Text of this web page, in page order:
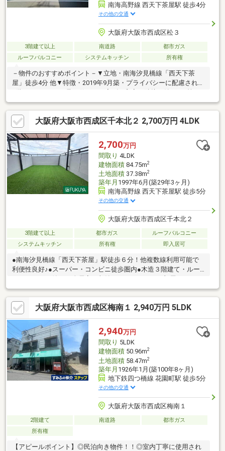
南海高野線 西天下茶屋駅 徒歩4分
その他の交通
大阪府大阪市西成区松３
3階建て以上 南道路
都市ガス
ルーフバルコニー
システムキッチン 所有権
－物件のおすすめポイント－▼立地・南海汐見橋線「西天下茶
屋」徒歩4分 他▼特徴・2019年9月築・プライバシーに配慮された
所、多用途に活用可・WIC・SIC等、収納豊富・約12帖のバルコニ
ー含む、南面バルコニー2か所有・駐車1台可(車種による)▼設
備・1616サイズの浴室・トイレ2か所▼周辺環境・食品館アプロ
天下茶屋店 徒歩5分(約400m)・大阪市立橘小学校 徒歩5分(約
400m)■ ご希望の住まい探しをお手伝いします ━━━━━・・・
物件の詳細・ご相談はお気軽にお問い合わせください。
大阪府大阪市西成区千本北２ 2,700万円 4LDK
2,700万円
間取り 4LDK
建物面積84.75m2
土地面積37.38m2
築年月 1997年6月(築29年3ヶ月)
南海高野線 西天下茶屋駅 徒歩5分
その他の交通
大阪府大阪市西成区千本北２
3階建て以上 都市ガス
ルーフバルコニー
システムキッチン
所有権 即入居可
●南海汐見橋線「西天下茶屋」駅徒歩６分！他複数線利用可能で
利便性良好♪●スーパー・コンビニ徒歩圏内●木造３階建て・ルー
リお片付けできますね♪●2階にリビングを設けることにより、プ
ライベート性も確保しつつ、道路からの視線も気にせずにゆった
りとお過ごしいただけます。※４階部分に未登記有
大阪府大阪市西成区梅南１ 2,940万円 5LDK
2,940万円
間取り 5LDK
建物面積50.96m2
土地面積58.47m2
築年月 1926年1月(築100年8ヶ月)
地下鉄四つ橋線 花園町駅 徒歩5分
その他の交通
大阪府大阪市西成区梅南１
2階建て 南道路
都市ガス
所有権
【アピールポイント】◎民泊向き物件！！◎室内丁寧に使用され